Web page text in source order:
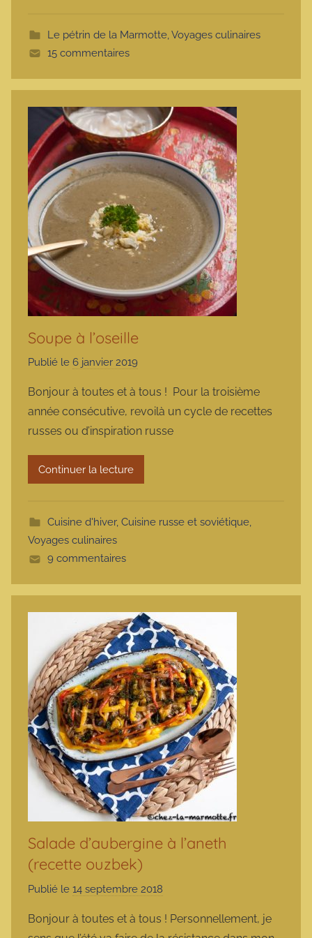
t
Le pétrin de la Marmotte,Voyages culinaires
15 commentaires
Soupe à l’oseille
Publié le 6 janvier 2019
r
m
a
r
t
Bonjour à toutes et à tous ! Pour la troisième
année consécutive, revoilà un cycle de recettes
russes ou d’inspiration russe
Continuer la lecture
Cuisine d'hiver, Cuisine russe et soviétique,
Voyages culinaires
9 commentaires
Salade d’aubergine à l’aneth
(recette ouzbek)
Publié le 14 septembre 2018
r
Bonjour à toutes et à tous ! Personnellement, je